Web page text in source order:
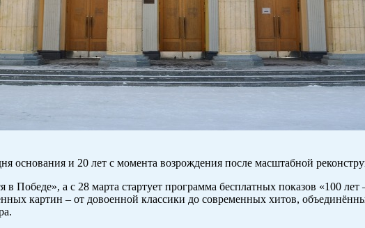
основания и 20 лет с момента возрождения после масштабной
Победе», а с 28 марта стартует программа бесплатных показов «100
картин – от довоенной классики до современных хитов,